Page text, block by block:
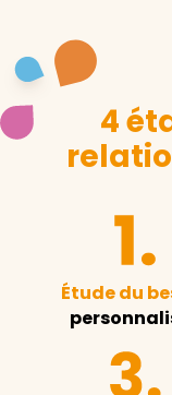
4
Étude du